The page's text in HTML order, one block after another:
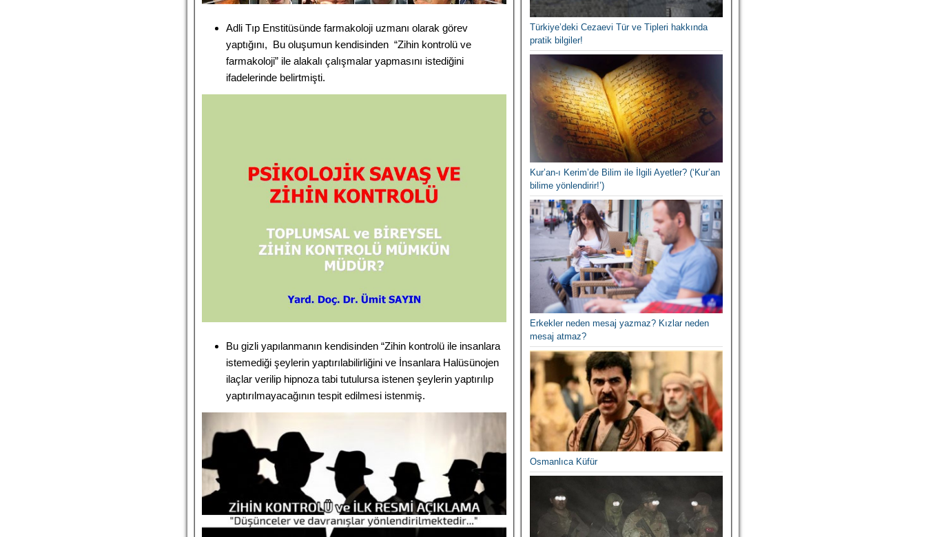
Adli Tıp Enstitüsünde farmakoloji uzmanı olarak görev
yaptığını, Bu oluşumun kendisinden “Zihin kontrolü ve
farmakoloji” ile alakalı çalışmalar yapmasını istediğini
ifadelerinde belirtmişti.
Bu gizli yapılanmanın kendisinden “Zihin kontrolü ile insanlara
istemediği şeylerin yaptırılabilirliğini ve İnsanlara Halüsünojen
ilaçlar verilip hipnoza tabi tutulursa istenen şeylerin yaptırılıp
yaptırılmayacağının tespit edilmesi istenmiş.
Türkiye’deki Cezaevi Tür ve Tipleri hakkında
pratik bilgiler!
Kur’an-ı Kerim’de Bilim ile İlgili Ayetler? (‘Kur’an
bilime yönlendirir!’)
Erkekler neden mesaj yazmaz? Kızlar neden
mesaj atmaz?
Osmanlıca Küfür